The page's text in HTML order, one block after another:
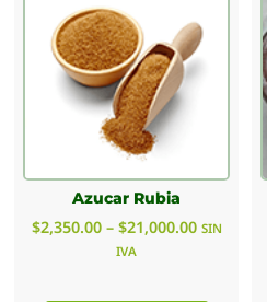
Azucar Rubia
$2,350.00 – $21,000.00 SIN
IVA